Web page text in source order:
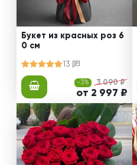
Букет из красных роз 6
0 см
13
-3% 3 090 ₽
от 2 997 ₽